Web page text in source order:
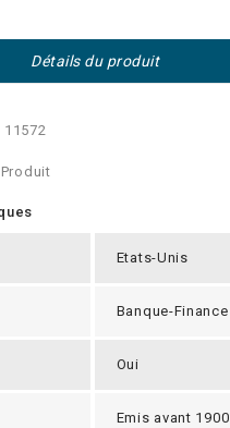
Détails du produit
11572
Etats-Unis
Banque-Finance
Oui
Emis avant 1900